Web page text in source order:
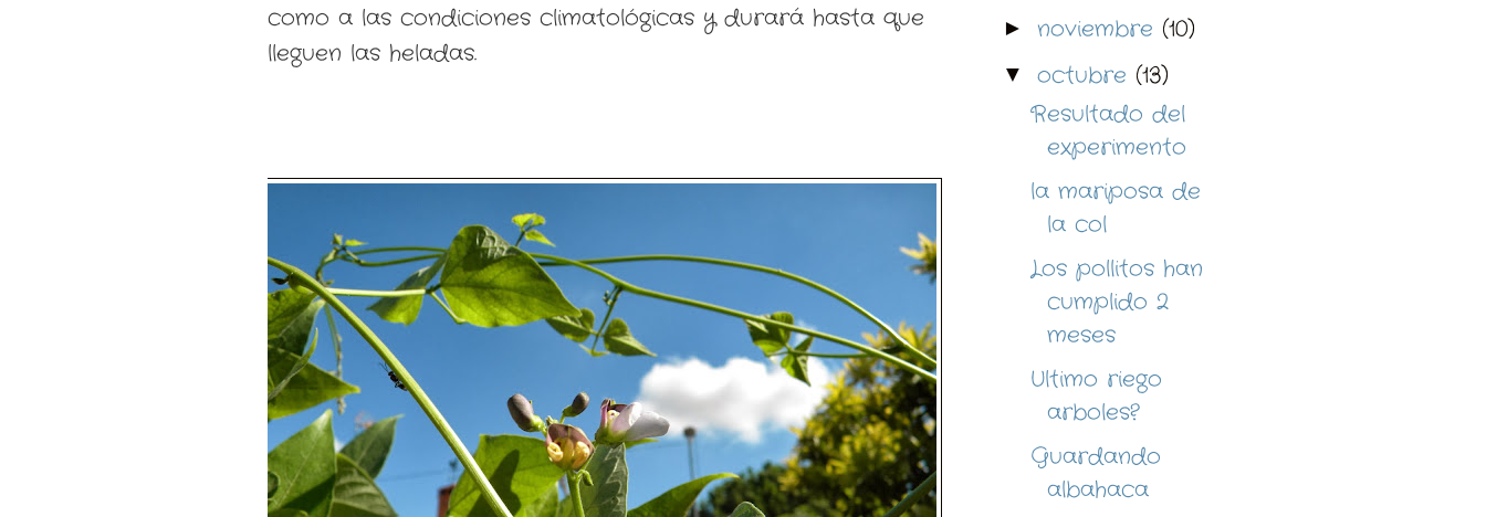
como a las condiciones climatológicas y durará hasta que
lleguen las heladas.
► noviembre (10)
▼ octubre (13)
Resultado del
experimento
la mariposa de
la col
Los pollitos han
cumplido 2
meses
Ultimo riego
arboles?
Guardando
albahaca